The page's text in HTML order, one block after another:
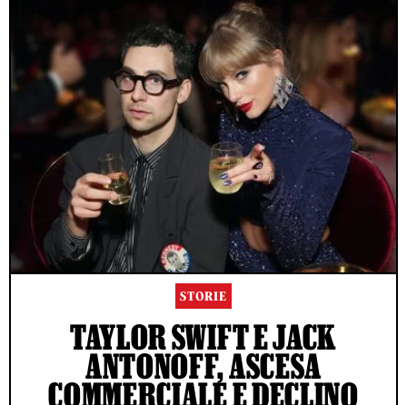
STORIE
TAYLOR SWIFT E JACK
ANTONOFF, ASCESA
COMMERCIALE E DECLINO